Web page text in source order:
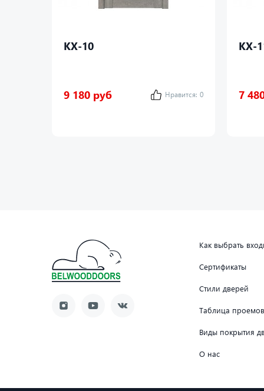
КХ-10
9 180 руб Нравится: 0
КХ-
7
Как выбрать
Сертификаты
Стили дверей
Таблица проемов
Виды покрытия
О нас